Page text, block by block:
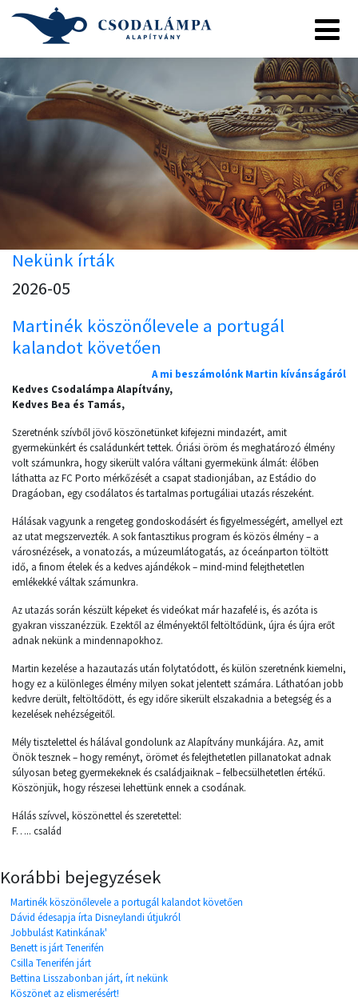
Nekünk írták
2026-05
Martinék köszönőlevele a portugál
kalandot követően
A mi beszámolónk Martin kívánságáról
Kedves Csodalámpa Alapítvány,
Kedves Bea és Tamás,
Szeretnénk szívből jövő köszönetünket kifejezni mindazért, amit
gyermekünkért és családunkért tettek. Óriási öröm és meghatározó élmény
volt számunkra, hogy sikerült valóra váltani gyermekünk álmát: élőben
láthatta az FC Porto mérkőzését a csapat stadionjában, az Estádio do
Dragáoban, egy csodálatos és tartalmas portugáliai utazás részeként.
Hálásak vagyunk a rengeteg gondoskodásért és figyelmességért, amellyel ezt
az utat megszervezték. A sok fantasztikus program és közös élmény – a
városnézések, a vonatozás, a múzeumlátogatás, az óceánparton töltött
idő, a finom ételek és a kedves ajándékok – mind-mind felejthetetlen
emlékekké váltak számunkra.
Az utazás során készült képeket és videókat már hazafelé is, és azóta is
gyakran visszanézzük. Ezektől az élményektől feltöltődünk, újra és újra erőt
adnak nekünk a mindennapokhoz.
Martin kezelése a hazautazás után folytatódott, és külön szeretnénk kiemelni,
hogy ez a különleges élmény milyen sokat jelentett számára. Láthatóan jobb
kedvre derült, feltöltődött, és egy időre sikerült elszakadnia a betegség és a
kezelések nehézségeitől.
Mély tisztelettel és hálával gondolunk az Alapítvány munkájára. Az, amit
Önök tesznek – hogy reményt, örömet és felejthetetlen pillanatokat adnak
súlyosan beteg gyermekeknek és családjaiknak – felbecsülhetetlen értékű.
Köszönjük, hogy részesei lehettünk ennek a csodának.
Hálás szívvel, köszönettel és szeretettel:
F….. család
Korábbi bejegyzések
Martinék köszönőlevele a portugál kalandot követően
Dávid édesapja írta Disneylandi útjukról
Jobbulást Katinkának'
Benett is járt Tenerifén
Csilla Tenerifén járt
Bettina Lisszabonban járt, írt nekünk
Köszönet az elismerésért!